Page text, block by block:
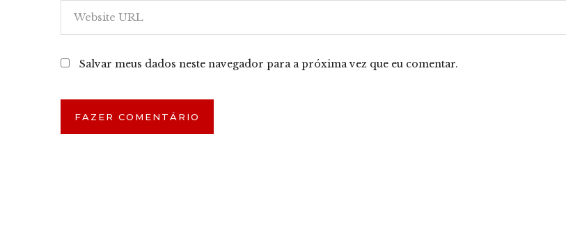
Salvar meus dados neste navegador para a próxima vez que eu comentar.